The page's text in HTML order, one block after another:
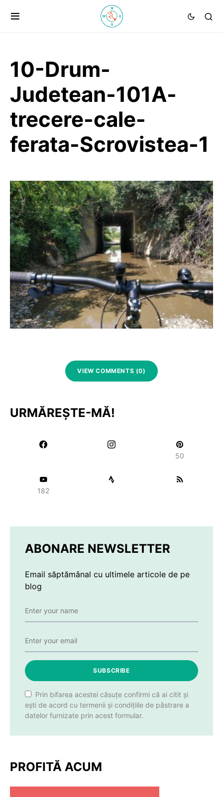
10-Drum-
Judetean-101A-
trecere-cale-
ferata-Scrovistea-1
VIEW COMMENTS (0)
URMĂREȘTE-MĂ!
50
182
ABONARE NEWSLETTER
Email săptămânal cu ultimele articole de pe
blog
SUBSCRIBE
Prin bifarea acestei căsuțe confirmi că ai citit și
ești de acord cu termenii și condițiile de păstrare a
datelor furnizate prin acest formular.
PROFITĂ ACUM